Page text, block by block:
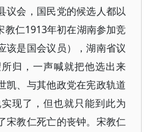
议会，国民党的候选人都以
教仁1913年初在湖南参加竞
该是国会议员），湖南省议
归，一声喊就把他选出来
凯、与其他政党在宪政轨道
现了，但也就只能到此为
宋教仁死亡的丧钟。宋教仁